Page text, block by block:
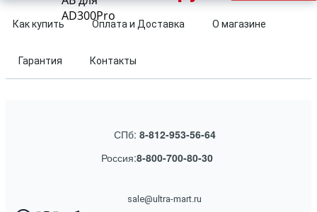
Как купить Оплата и Доставка О магазине
Гарантия Контакты
СПб: 8-812-953-56-64
Россия:8-800-700-80-30
sale@ultra-mart.ru
AD300Pro